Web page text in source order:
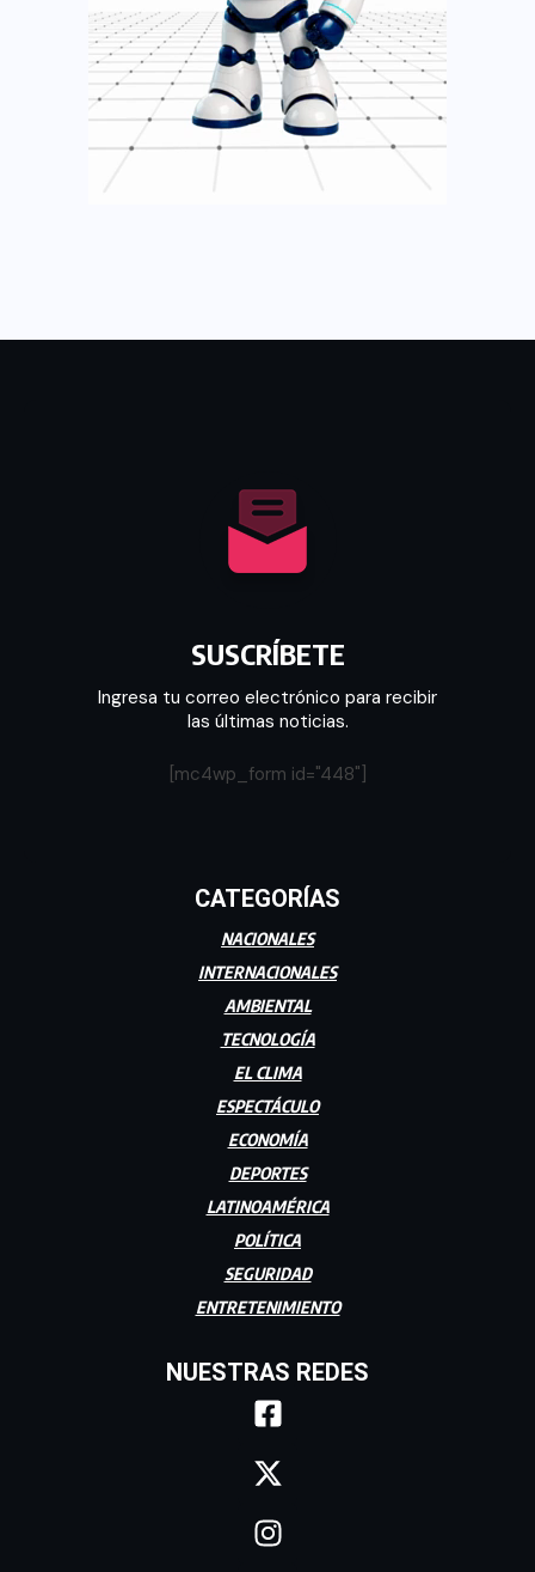
SUSCRÍBETE
Ingresa tu correo electrónico para recibir
las últimas noticias.
[mc4wp_form id="448"]
CATEGORÍAS
NACIONALES
INTERNACIONALES
AMBIENTAL
TECNOLOGÍA
EL CLIMA
ESPECTÁCULO
ECONOMÍA
DEPORTES
LATINOAMÉRICA
POLÍTICA
SEGURIDAD
ENTRETENIMIENTO
NUESTRAS REDES